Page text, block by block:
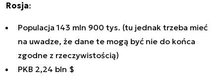
Rosja:
Populacja 143 mln 900 tys. (tu jednak trzeba mieć
na uwadze, że dane te mogą być nie do końca
zgodne z rzeczywistością)
PKB 2,24 bln $